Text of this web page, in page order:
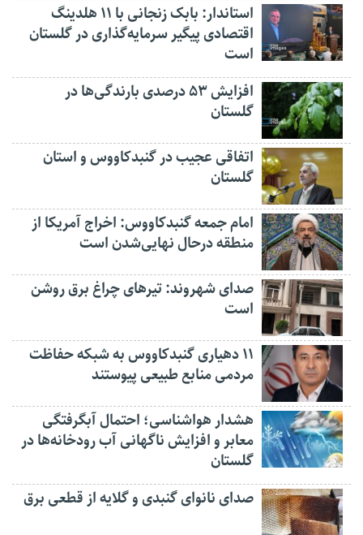
استاندار: بابک زنجانی با ۱۱ هلدینگ
اقتصادی پیگیر سرمایه‌گذاری در گلستان
است
افزایش ۵۳ درصدی بارندگی‌ها در
گلستان
اتفاقی عجیب در‌ گنبدکاووس و استان
گلستان
امام جمعه گنبدکاووس: اخراج آمریکا از
منطقه درحال نهایی‌شدن است
صدای شهروند: تیرهای چراغ برق روشن
است
۱۱ دهیاری گنبدکاووس به شبکه حفاظت
مردمی منابع طبیعی پیوستند
هشدار هواشناسی؛ احتمال آبگرفتگی
معابر و افزایش ناگهانی آب رودخانه‌ها در
گلستان
صدای نانوای گنبدی و گلایه از قطعی برق